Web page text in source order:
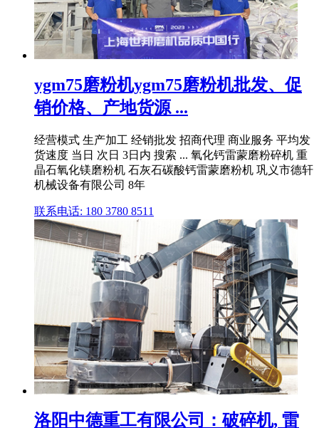
ygm75磨粉机ygm75磨粉机批发、促
销价格、产地货源 ...
经营模式 生产加工 经销批发 招商代理 商业服务 平均发
货速度 当日 次日 3日内 搜索 ... 氧化钙雷蒙磨粉碎机 重
晶石氧化镁磨粉机 石灰石碳酸钙雷蒙磨粉机 巩义市德轩
机械设备有限公司 8年
联系电话: 180 3780 8511
洛阳中德重工有限公司：破碎机, 雷